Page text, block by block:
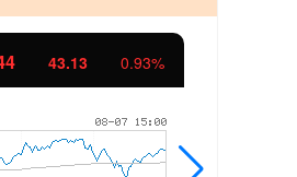
11.37 1.01%